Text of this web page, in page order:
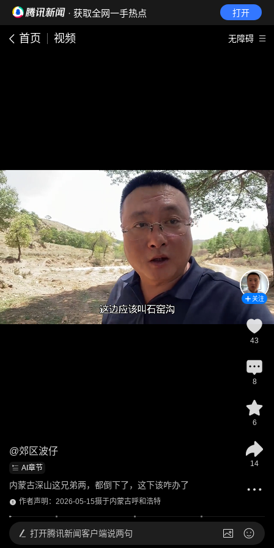
· 获取全网一手热点 打开
首页 视频 无障碍
@郊区波仔
AI章节
内蒙古深山这兄弟两，都倒下了，这下该咋办了
作者声明：2026-05-15摄于内蒙古呼和浩特
关注
43
8
6
14
打开腾讯新闻客户端说两句